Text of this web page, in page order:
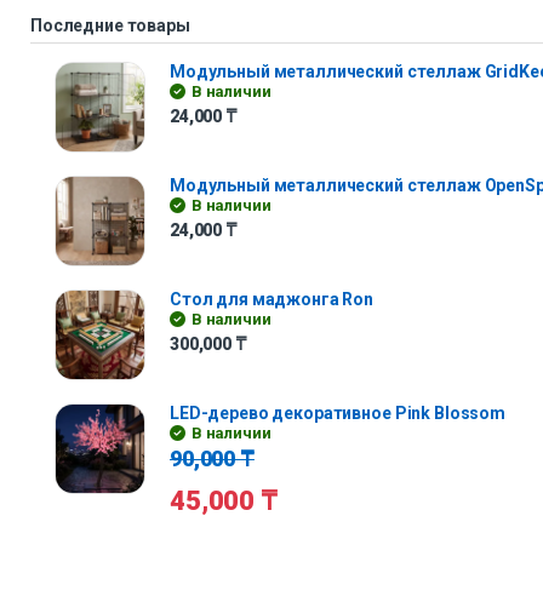
Последние товары
Модульный металлический стеллаж
В наличии
24,000 ₸
Модульный металлический стеллаж
В наличии
24,000 ₸
Стол для маджонга Ron
В наличии
300,000 ₸
LED-дерево декоративное Pink Blossom
В наличии
90,000₸
45,000 ₸